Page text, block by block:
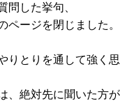
問した挙句、
ページを閉じました。
りとりを通して強く思
、絶対先に聞いた方が